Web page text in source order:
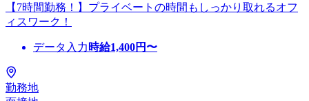
【7時間勤務！】プライベートの時間もしっかり取れるオフ
ィスワーク！
データ入力 時給1,400円〜
勤務地